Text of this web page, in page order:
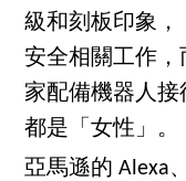
級和刻板印象
安全相關工作，
家配備機器人
都是「女性」。
亞馬遜的 Alexa